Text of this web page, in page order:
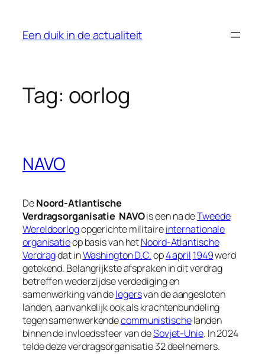
Een duik in de actualiteit
Tag: oorlog
NAVO
DeNoord-Atlantische
Verdragsorganisatie NAVOis een na deTweede
Wereldoorlogopgerichte militaireinternationale
organisatieop basis van hetNoord-Atlantische
Verdragdat inWashington D.C.op4 april 1949werd
getekend. Belangrijkste afspraken in dit verdrag
betreffen wederzijdse verdediging en
samenwerking van delegersvan de aangesloten
landen, aanvankelijk ook als krachtenbundeling
tegen samenwerkendecommunistischelanden
binnen de invloedssfeer van deSovjet-Unie. In 2024
telde deze verdragsorganisatie 32 deelnemers.